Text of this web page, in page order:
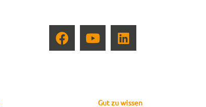
Gut zu wissen